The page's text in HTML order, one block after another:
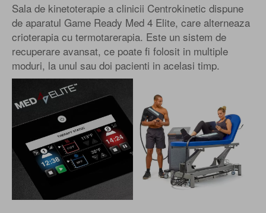
Sala de kinetoterapie a clinicii Centrokinetic dispune
de aparatul Game Ready Med 4 Elite, care alterneaza
crioterapia cu termotarerapia. Este un sistem de
recuperare avansat, ce poate fi folosit in multiple
moduri, la unul sau doi pacienti in acelasi timp.